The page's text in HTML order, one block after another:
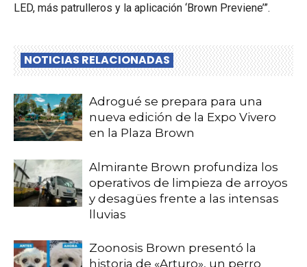
LED, más patrulleros y la aplicación ‘Brown Previene’”.
NOTICIAS RELACIONADAS
Adrogué se prepara para una
nueva edición de la Expo Vivero
en la Plaza Brown
Almirante Brown profundiza los
operativos de limpieza de arroyos
y desagües frente a las intensas
lluvias
Zoonosis Brown presentó la
historia de «Arturo», un perro